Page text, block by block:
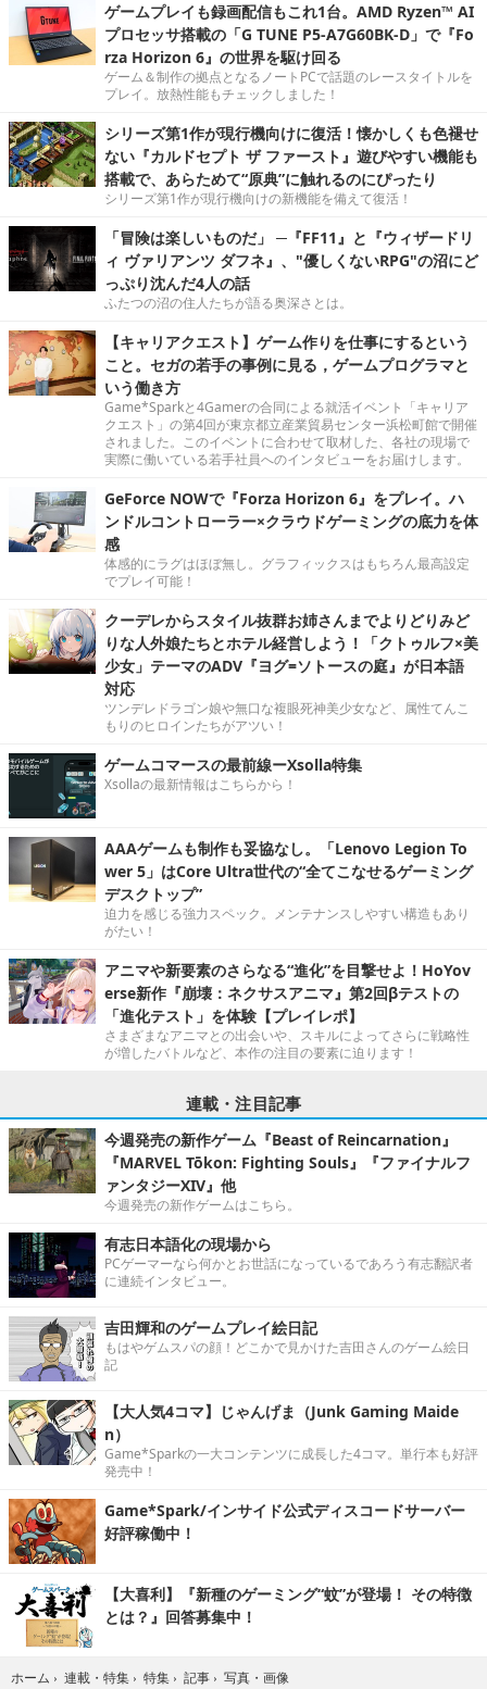
ゲームプレイも録画配信もこれ1台。AMD Ryzen™ AI
プロセッサ搭載の「G TUNE P5-A7G60BK-D」で『Fo
rza Horizon 6』の世界を駆け回る
ゲーム＆制作の拠点となるノートPCで話題のレースタイトルを
プレイ。放熱性能もチェックしました！
シリーズ第1作が現行機向けに復活！懐かしくも色褪せ
ない『カルドセプト ザ ファースト』遊びやすい機能も
搭載で、あらためて“原典”に触れるのにぴったり
シリーズ第1作が現行機向けの新機能を備えて復活！
「冒険は楽しいものだ」 ─『FF11』と『ウィザードリ
ィ ヴァリアンツ ダフネ』、"優しくないRPG"の沼にど
っぷり沈んだ4人の話
ふたつの沼の住人たちが語る奥深さとは。
【キャリアクエスト】ゲーム作りを仕事にするという
こと。セガの若手の事例に見る，ゲームプログラマと
いう働き方
Game*Sparkと4Gamerの合同による就活イベント「キャリア
クエスト」の第4回が東京都立産業貿易センター浜松町館で開催
されました。このイベントに合わせて取材した、各社の現場で
実際に働いている若手社員へのインタビューをお届けします。
GeForce NOWで『Forza Horizon 6』をプレイ。ハ
ンドルコントローラー×クラウドゲーミングの底力を体
感
体感的にラグはほぼ無し。グラフィックスはもちろん最高設定
でプレイ可能！
クーデレからスタイル抜群お姉さんまでよりどりみど
りな人外娘たちとホテル経営しよう！「クトゥルフ×美
少女」テーマのADV『ヨグ=ソトースの庭』が日本語
対応
ツンデレドラゴン娘や無口な複眼死神美少女など、属性てんこ
もりのヒロインたちがアツい！
ゲームコマースの最前線ーXsolla特集
Xsollaの最新情報はこちらから！
AAAゲームも制作も妥協なし。「Lenovo Legion To
wer 5」はCore Ultra世代の“全てこなせるゲーミング
デスクトップ”
迫力を感じる強力スペック。メンテナンスしやすい構造もあり
がたい！
アニマや新要素のさらなる“進化”を目撃せよ！HoYov
erse新作『崩壊：ネクサスアニマ』第2回βテストの
「進化テスト」を体験【プレイレポ】
さまざまなアニマとの出会いや、スキルによってさらに戦略性
が増したバトルなど、本作の注目の要素に迫ります！
連載・注目記事
今週発売の新作ゲーム『Beast of Reincarnation』
『MARVEL Tōkon: Fighting Souls』『ファイナルフ
ァンタジーXIV』他
今週発売の新作ゲームはこちら。
有志日本語化の現場から
PCゲーマーなら何かとお世話になっているであろう有志翻訳者
に連続インタビュー。
吉田輝和のゲームプレイ絵日記
もはやゲムスパの顔！どこかで見かけた吉田さんのゲーム絵日
記
【大人気4コマ】じゃんげま（Junk Gaming Maide
n）
Game*Sparkの一大コンテンツに成長した4コマ。単行本も好評
発売中！
Game*Spark/インサイド公式ディスコードサーバー
好評稼働中！
【大喜利】『新種のゲーミング“蚊”が登場！ その特徴
とは？』回答募集中！
ホーム › 連載・特集 › 特集 › 記事 › 写真・画像